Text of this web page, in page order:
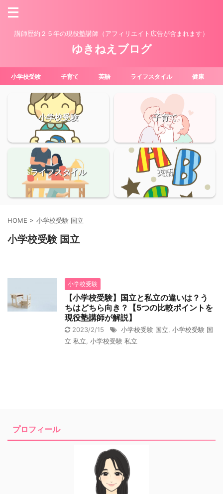
講師歴約２５年の現役塾講師（アフィリエイト広告が含まれます）
ゆきねえブログ
小学校受験 子育て 英語 ライフスタイル 健康
小学校受験 子育て
ライフスタイル 英語
HOME > 小学校受験 国立
小学校受験 国立
小学校受験
【小学校受験】国立と私立の違いは？う
ちはどちら向き？【5つの比較ポイントを
現役塾講師が解説】
2023/2/15 小学校受験 国立 小学校受験 国
立 私立 小学校受験 私立
プロフィール